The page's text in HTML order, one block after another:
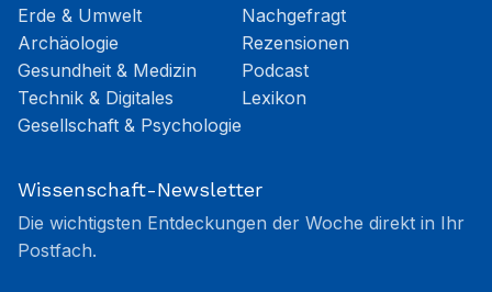
Erde & Umwelt
Archäologie
Gesundheit & Medizin
Technik & Digitales
Gesellschaft & Psychologie
Nachgefragt
Rezensionen
Podcast
Lexikon
Wissenschaft-Newsletter
Die wichtigsten Entdeckungen der Woche direkt in Ihr
Postfach.